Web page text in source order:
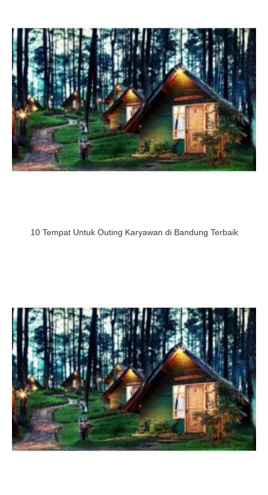
10 Tempat Untuk Outing Karyawan di Bandung Terbaik